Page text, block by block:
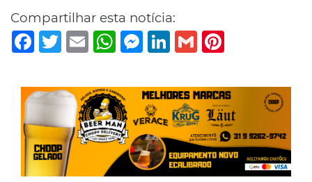
Compartilhar esta notícia:
Facebook
TwitterEmail WhatsAppMessenger
LinkedIn
Gmail